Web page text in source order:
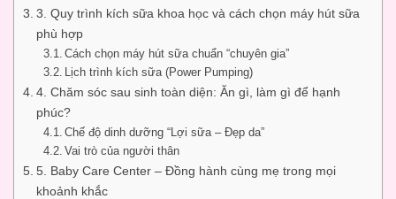
3. Quy trình kích sữa khoa học và cách chọn máy hút sữa
phù hợp
Cách chọn máy hút sữa chuẩn “chuyên gia”
Lịch trình kích sữa (Power Pumping)
4. Chăm sóc sau sinh toàn diện: Ăn gì, làm gì để hạnh
phúc?
Chế độ dinh dưỡng “Lợi sữa – Đẹp da”
Vai trò của người thân
5. Baby Care Center – Đồng hành cùng mẹ trong mọi
khoảnh khắc